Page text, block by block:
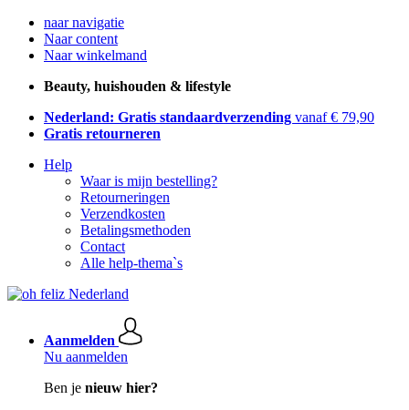
naar navigatie
Naar content
Naar winkelmand
Beauty, huishouden & lifestyle
Nederland: Gratis standaardverzending vanaf € 79,90
Gratis retourneren
Help
Waar is mijn bestelling?
Retourneringen
Verzendkosten
Betalingsmethoden
Contact
Alle help-thema`s
Aanmelden
Nu aanmelden
Ben je nieuw hier?